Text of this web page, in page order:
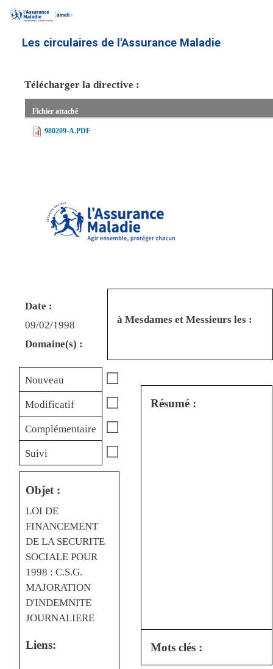
contenu
Les circulaires de l'Assurance Maladie
Télécharger la directive :
Fichier attaché
980209-A.PDF
Date :
09/02/1998
Domaine(s) :
à Mesdames et Messieurs les :
Nouveau ☐
Modificatif ☐
Complémentaire ☐
Suivi ☐
Objet :
LOI DE
FINANCEMENT
DE LA SECURITE
SOCIALE POUR
1998 : C.S.G.
MAJORATION
D'INDEMNITE
JOURNALIERE
Liens:
Résumé :
Mots clés :